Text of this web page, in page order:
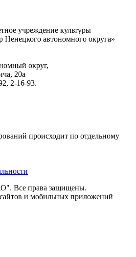
учреждение культуры
Ненецкого автономного округа»
округ,
20а
2-16-93.
происходит по отдельному
Все права защищены.
сайтов и мобильных приложений